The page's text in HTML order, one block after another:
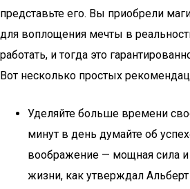
представьте его. Вы приобрели
для воплощения мечты в
работать, и тогда это
Вот несколько простых
Уделяйте больше времени
минут в день думайте об
воображение — мощная сила
жизни, как утверждал